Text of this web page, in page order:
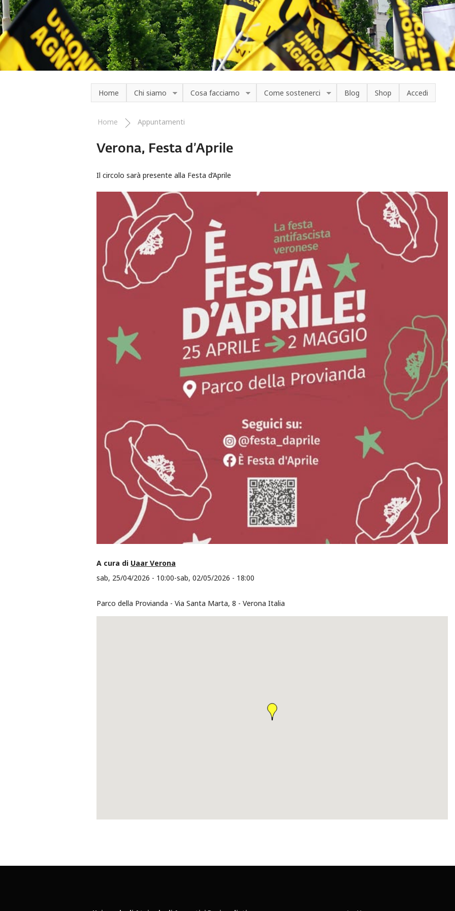
Salta al contenuto principale
Home Chi siamo Cosa facciamo Come sostenerci Blog Shop Accedi
Tu sei qui
Home Appuntamenti
Verona, Festa d’Aprile
Il circolo sarà presente alla Festa d’Aprile
A cura di Uaar Verona
sab, 25/04/2026 - 10:00-sab, 02/05/2026 - 18:00
Parco della Provianda Via Santa Marta, 8 Verona Italia